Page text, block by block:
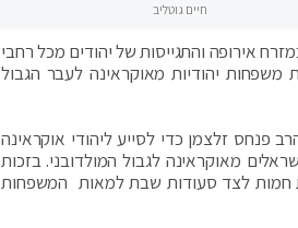
חיים גוטליב
אירופה והתגייסות של יהודים מכל רחבי
יהודיות מאוקראינה לעבר הגבול
פנחס זלצמן כדי לסייע ליהודי אוקראינה
מאוקראינה לגבול המולדובני. בזכות
חמות לצד סעודות שבת למאות המשפחות